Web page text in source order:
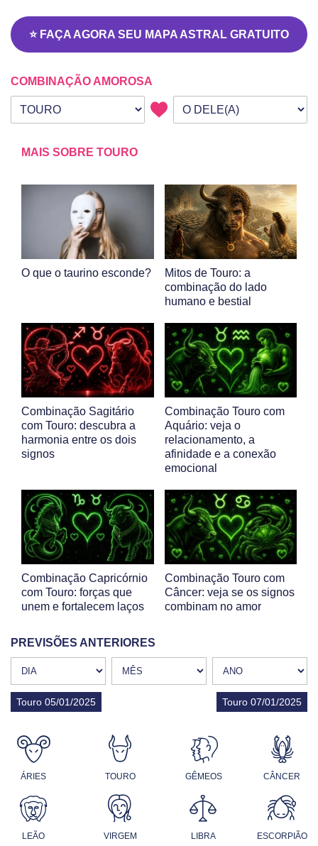
⭐ FAÇA AGORA SEU MAPA ASTRAL GRATUITO
COMBINAÇÃO AMOROSA
Seu signo
Signo da outra pessoa
MAIS SOBRE TOURO
O que o taurino esconde?
Mitos de Touro: a
combinação do lado
humano e bestial
Combinação Sagitário
com Touro: descubra a
harmonia entre os dois
signos
Combinação Touro com
Aquário: veja o
relacionamento, a
afinidade e a conexão
emocional
Combinação Capricórnio
com Touro: forças que
unem e fortalecem laços
Combinação Touro com
Câncer: veja se os signos
combinam no amor
PREVISÕES ANTERIORES
Touro 05/01/2025 Touro 07/01/2025
ÁRIES TOURO GÊMEOS CÂNCER
LEÃO VIRGEM LIBRA ESCORPIÃO